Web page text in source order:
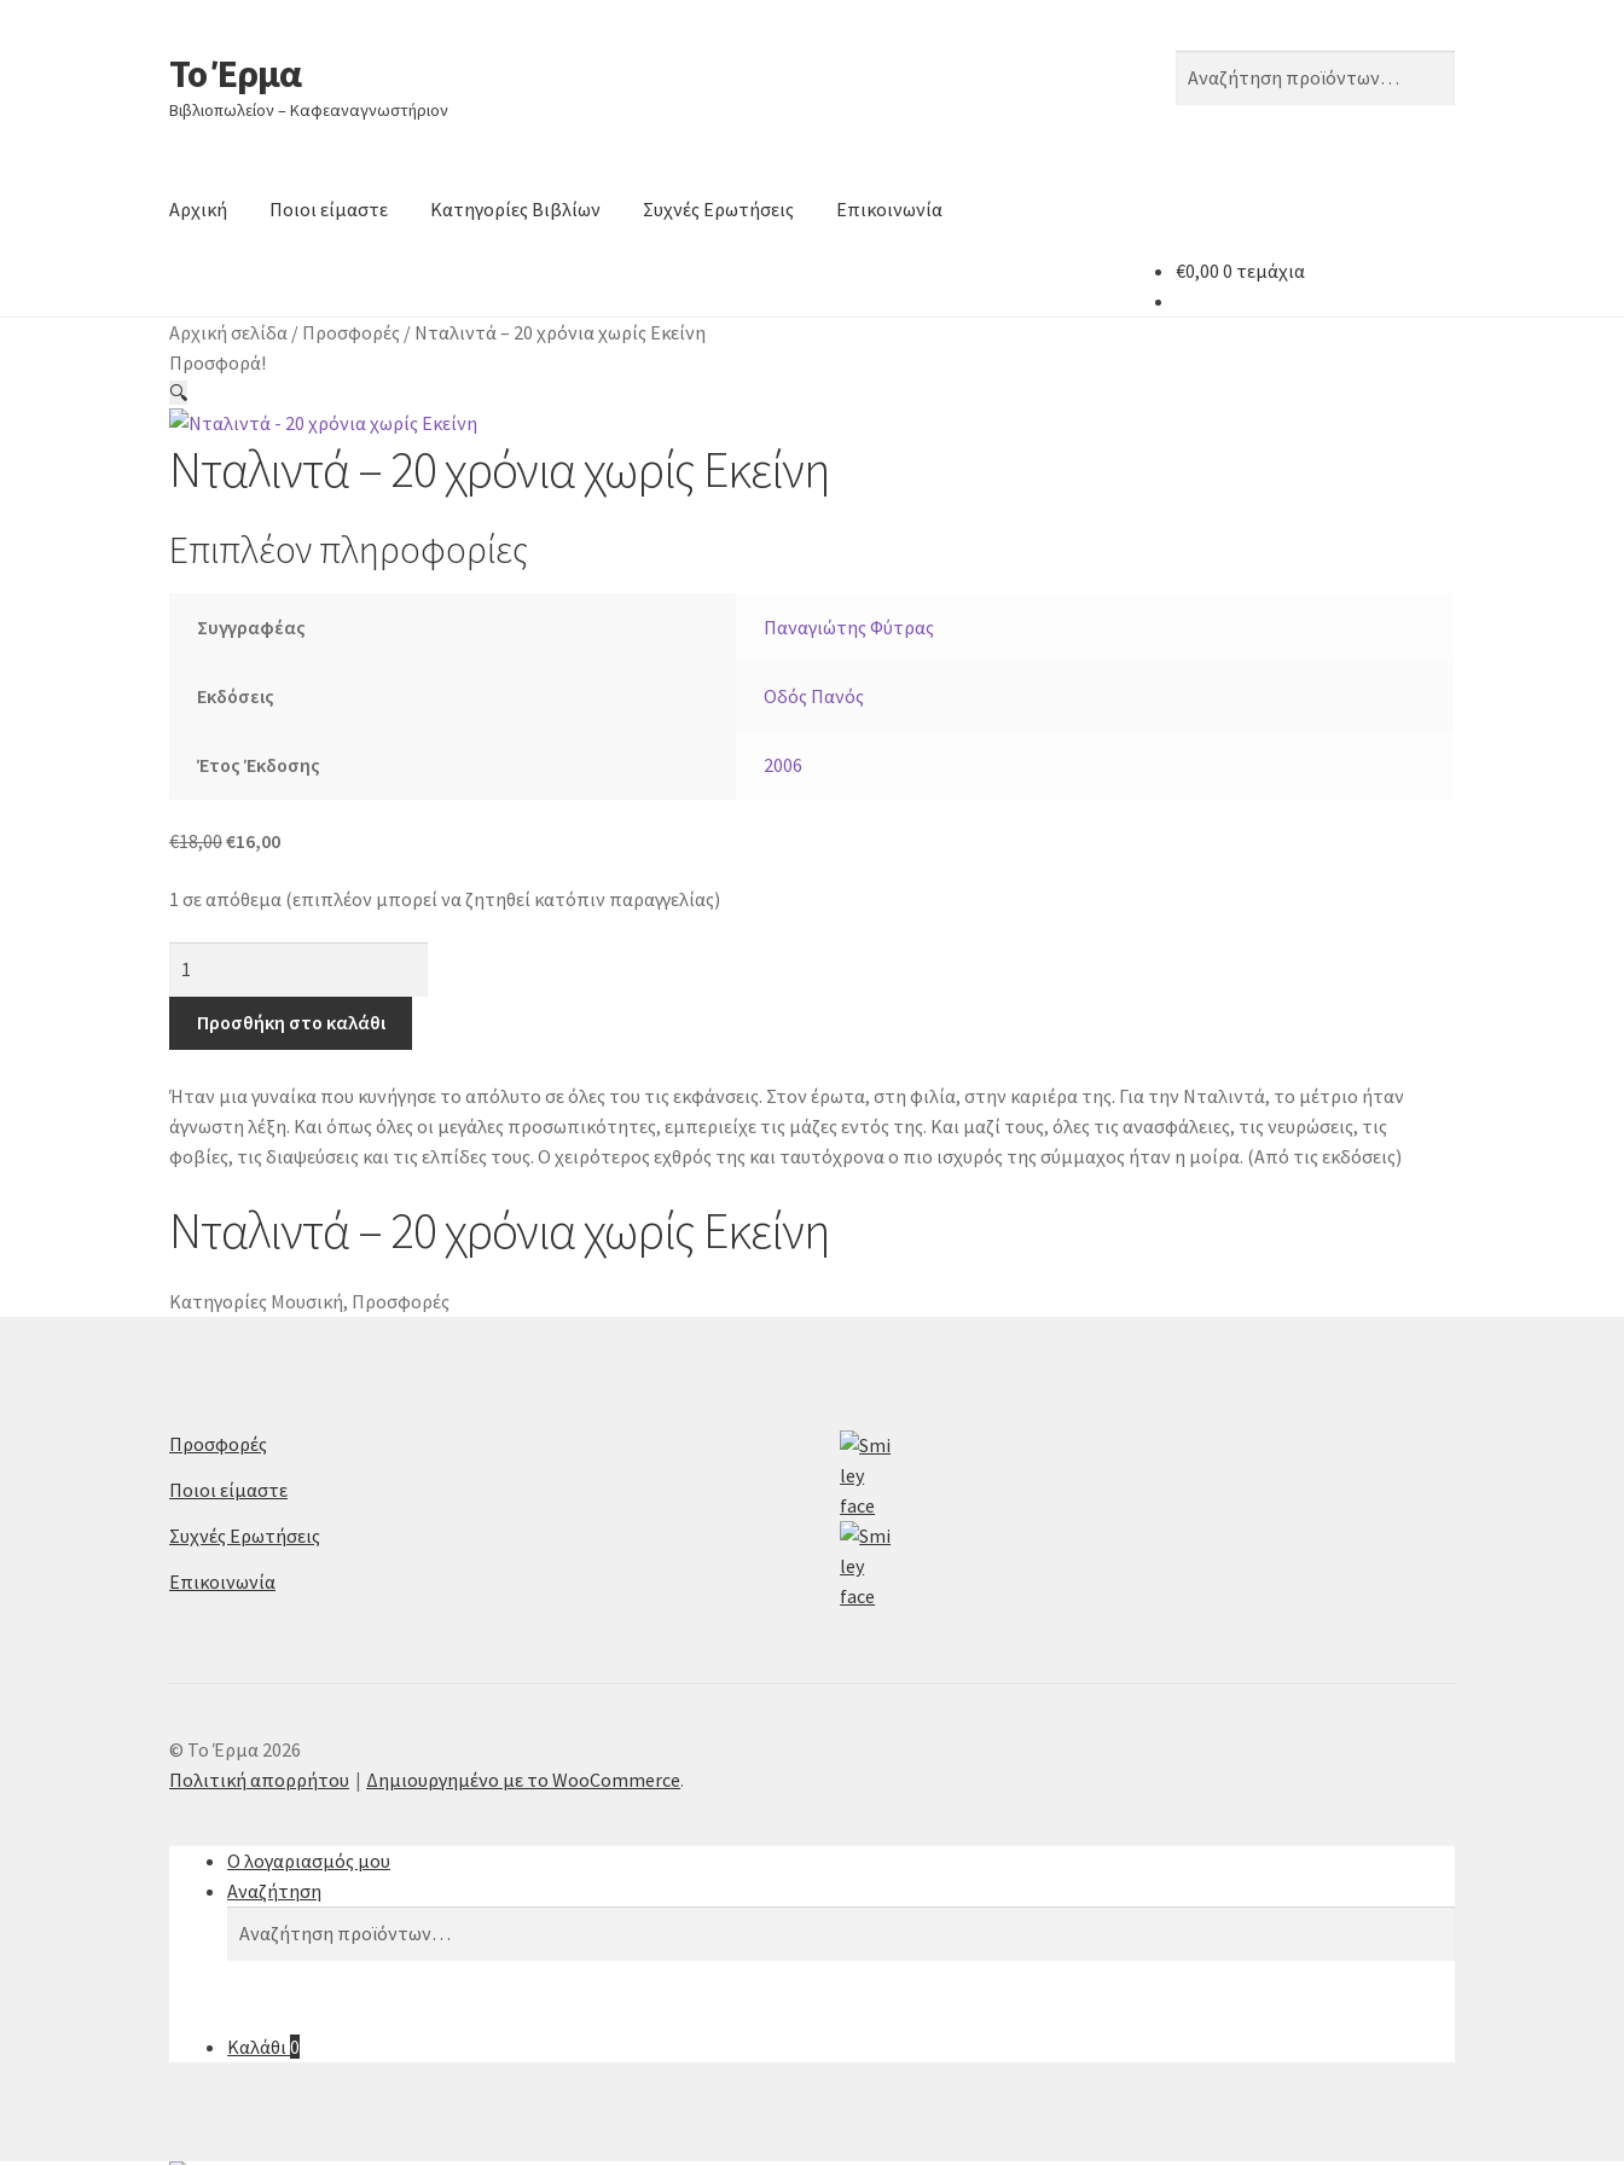
Απευθείας
μετάβαση
στην
Μετάβαση
σε
περιεχόμενο
Το Έρμα
Βιβλιοπωλείον – Καφεαναγνωστήριον
Αναζήτηση
Αναζήτηση
Αρχική Ποιοι είμαστε Κατηγορίες Βιβλίων Συχνές Ερωτήσεις Επικοινωνία
€0,00 0 τεμάχια
Αρχική σελίδα / Προσφορές / Νταλιντά – 20 χρόνια χωρίς Εκείνη
Προσφορά!
🔍
Νταλιντά – 20 χρόνια χωρίς Εκείνη
Επιπλέον πληροφορίες
Συγγραφέας Παναγιώτης Φύτρας
Εκδόσεις Οδός Πανός
Έτος Έκδοσης 2006
€18,00Original
was:
€16,00Η
τιμή
1 σε απόθεμα (επιπλέον μπορεί να ζητηθεί κατόπιν παραγγελίας)
χρόνια
Εκείνη
ποσότητα
Προσθήκη στο καλάθι
Ήταν μια γυναίκα που κυνήγησε το απόλυτο σε όλες του τις εκφάνσεις. Στον έρωτα, στη φιλία, στην καριέρα της. Για την Νταλιντά, το μέτριο ήταν
άγνωστη λέξη. Και όπως όλες οι μεγάλες προσωπικότητες, εμπεριείχε τις μάζες εντός της. Και μαζί τους, όλες τις ανασφάλειες, τις νευρώσεις, τις
φοβίες, τις διαψεύσεις και τις ελπίδες τους. Ο χειρότερος εχθρός της και ταυτόχρονα ο πιο ισχυρός της σύμμαχος ήταν η μοίρα. (Από τις εκδόσεις)
Νταλιντά – 20 χρόνια χωρίς Εκείνη
Κατηγορίες Μουσική, Προσφορές
Προσφορές
Ποιοι είμαστε
Συχνές Ερωτήσεις
Επικοινωνία
© Το Έρμα 2026
Πολιτική απορρήτου
Δημιουργημένο με το WooCommerce.
Ο λογαριασμός μου
Αναζήτηση
Αναζήτηση
Αναζήτηση
Καλάθι0